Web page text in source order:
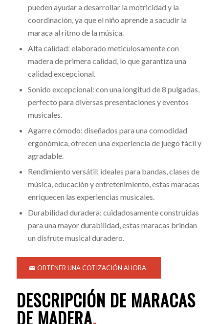
pueden ayudar a desarrollar la motricidad y la
coordinación, ya que el niño aprende a sacudir la
maraca al ritmo de la música.
Alta calidad: elaborado meticulosamente con
madera de primera calidad, lo que garantiza una
calidad excepcional.
Sonido excepcional: con una longitud de 8 pulgadas,
perfecto para diversas presentaciones y eventos
musicales.
Agarre cómodo: diseñados para una comodidad
ergonómica, ofrecen una experiencia de juego fácil y
agradable.
Rendimiento versátil: ideales para bandas, clases de
música, educación y entretenimiento, estas maracas
enriquecen las experiencias musicales.
Durabilidad duradera: cuidadosamente construidas
para una mayor durabilidad, estas maracas brindan
un disfrute musical duradero.
OBTENER UNA COTIZACIÓN AHORA
DESCRIPCIÓN DE MARACAS
DE MADERA.